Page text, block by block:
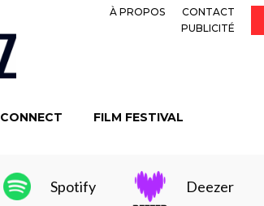
À PROPOS
CONTACT
PUBLICITÉ
CONNECT FILM FESTIVAL
Spotify Deezer